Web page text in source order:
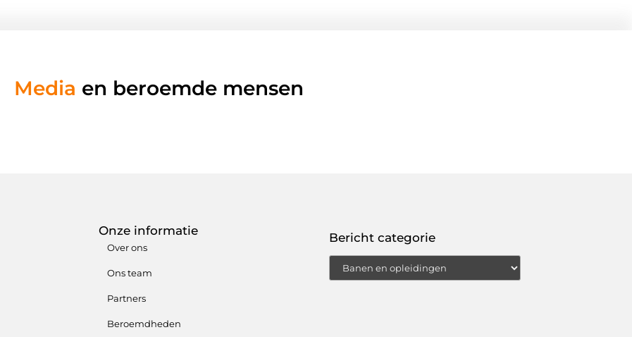
Media en beroemde mensen
Onze informatie
Over ons
Ons team
Partners
Beroemdheden
Bericht categorie